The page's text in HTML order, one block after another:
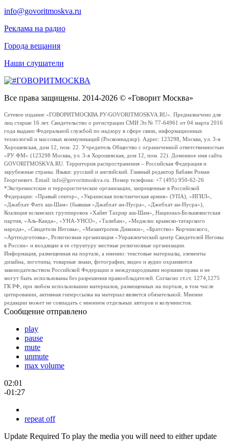
info@govoritmoskva.ru
Реклама на радио
Города вещания
Наши слушатели
Все права защищены. 2014-2026 © «Говорит Москва»
Сетевое издание «ГОВОРИТМОСКВА.РУ/GOVORITMOSKVA.RU». Предназначено для
лиц старше 16 лет. Свидетельство о регистрации СМИ Эл № 77-64961 от 04 марта 2016
года выдано Федеральной службой по надзору в сфере связи, информационных
технологий и массовых коммуникаций (Роскомнадзор). Адрес: 123298, Москва, ул. 3-я
Хорошевская, дом 12, пом. 22. Учредитель Общество с ограниченной ответственностью
«РУ ФМ» (123298 Москва, ул. 3-я Хорошевская, дом 12, пом. 22). Доменное имя сайта
GOVORITMOSKVA.RU. Территория распространения – Российская Федерация и
зарубежные страны. Языки: русский и английский. Главный редактор Бабаян Роман
Георгиевич. Email: info@govoritmoskva.ru. Номер телефона: +7 (495) 950-62-26
*Экстремистские и террористические организации, запрещенные в Российской
Федерации: «Правый сектор», «Украинская повстанческая армия» (УПА), «ИГИЛ»,
«Джабхат Фатх аш-Шам» (бывшая «Джабхат ан-Нусра», «Джебхат ан-Нусра»),
Коалиция исламских группировок «Хайят Тахрир аш-Шам», Национал-Большевистская
партия, «Аль-Каида», «УНА-УНСО», «Талибан», «Меджлис крымско-татарского
народа», «Свидетели Иеговы», «Мизантропик Дивижн», «Братство» Корчинского,
«Артподготовка», Религиозная организация «Управленческий центр Свидетелей Иеговы
в России» и входящие в ее структуру местные религиозные организации.
Информация, размещенная на портале, а именно: текстовые материалы, элементы
дизайна, логотипы, товарные знаки, фотографии, видео и аудио охраняются
законодательством Российской Федерации и международными нормами права и не
могут быть использованы без разрешения правообладателей. Согласно ст.ст. 1274,1275
ГК РФ, при любом использовании материалов, размещенных на портале, в том числе
цитировании, активная гиперссылка на материал является обязательной. Мнение
редакции может не совпадать с мнением отдельных авторов и колумнистов.
Сообщение отправлено
play
pause
mute
unmute
max volume
02:01
-01:27
repeat off
Update Required To play the media you will need to either update